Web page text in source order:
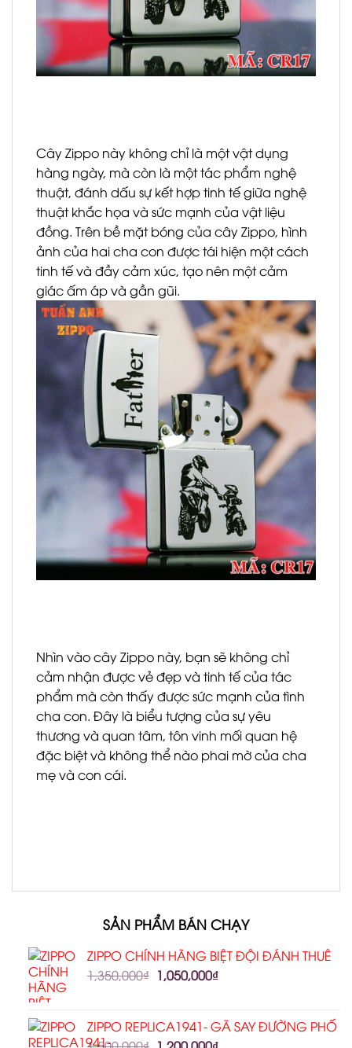
Cây Zippo này không chỉ là một vật dụng
hàng ngày, mà còn là một tác phẩm nghệ
thuật, đánh dấu sự kết hợp tinh tế giữa nghệ
thuật khắc họa và sức mạnh của vật liệu
đồng. Trên bề mặt bóng của cây Zippo, hình
ảnh của hai cha con được tái hiện một cách
tinh tế và đầy cảm xúc, tạo nên một cảm
giác ấm áp và gần gũi.
Nhìn vào cây Zippo này, bạn sẽ không chỉ
cảm nhận được vẻ đẹp và tinh tế của tác
phẩm mà còn thấy được sức mạnh của tình
cha con. Đây là biểu tượng của sự yêu
thương và quan tâm, tôn vinh mối quan hệ
đặc biệt và không thể nào phai mờ của cha
mẹ và con cái.
SẢN PHẨM BÁN CHẠY
ZIPPO CHÍNH HÃNG BIỆT ĐỘI ĐÁNH THUÊ
1,350,000₫ 1,050,000₫
ZIPPO REPLICA1941- GÃ SAY ĐƯỜNG PHỐ